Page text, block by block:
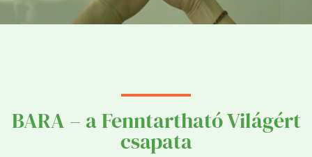
BARA – a Fenntartható Világért
csapata